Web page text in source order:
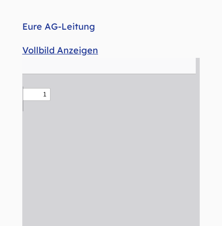
Eure AG-Leitung
Vollbild Anzeigen
Inhalt
springen